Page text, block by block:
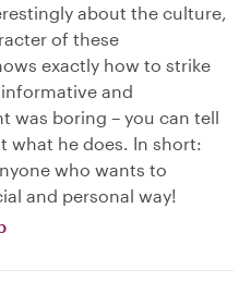
about the culture,
of these
exactly how to strike
and
was boring – you can tell
what he does. In short:
who wants to
and personal way!